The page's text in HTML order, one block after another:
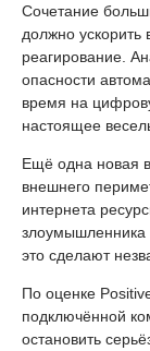
Сочетание
должно ускорить
реагирование.
опасности
время на
настоящее
Ещё одна новая
внешнего
интернета
злоумышленника
это сделают
По оценке
подключённой
остановить